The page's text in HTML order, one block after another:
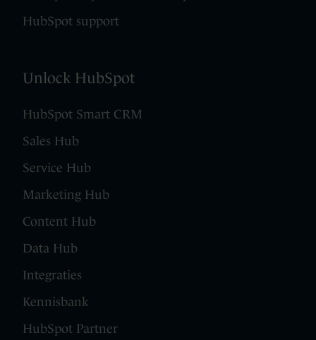
HubSpot support
Unlock HubSpot
HubSpot Smart CRM
Sales Hub
Service Hub
Marketing Hub
Content Hub
Data Hub
Integraties
Kennisbank
HubSpot Partner